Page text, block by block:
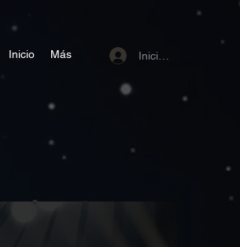
Inicio Más Iniciar sesión